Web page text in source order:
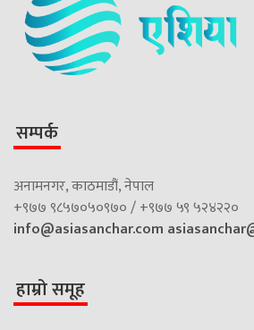
सम्पर्क
अनामनगर, काठमाडौं, नेपाल
+९७७ ९८५७०५०९७० / +९७७ ५९ ५२४२२०
info@asiasanchar.com
हाम्रो समूह